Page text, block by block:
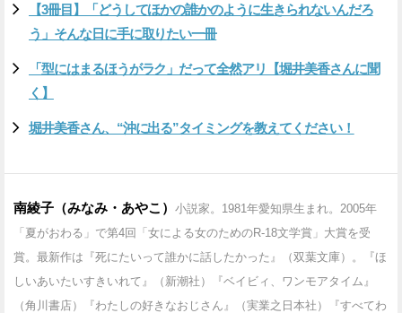
【3冊目】「どうしてほかの誰かのように生きられないんだろ
う」そんな日に手に取りたい一冊
「型にはまるほうがラク」だって全然アリ【堀井美香さんに聞
く】
堀井美香さん、“沖に出る”タイミングを教えてください！
南綾子（みなみ・あやこ） 小説家。1981年愛知県生まれ。2005年
「夏がおわる」で第4回「女による女のためのR‐18文学賞」大賞を受
賞。最新作は『死にたいって誰かに話したかった』（双葉文庫）。『ほ
しいあいたいすきいれて』（新潮社）『ベイビィ、ワンモアタイム』
（角川書店）『わたしの好きなおじさん』（実業之日本社）『すべてわ